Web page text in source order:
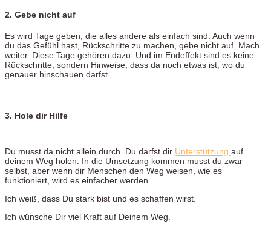
2. Gebe nicht auf
Es wird Tage geben, die alles andere als einfach sind. Auch wenn
du das Gefühl hast, Rückschritte zu machen, gebe nicht auf. Mach
weiter. Diese Tage gehören dazu. Und im Endeffekt sind es keine
Rückschritte, sondern Hinweise, dass da noch etwas ist, wo du
genauer hinschauen darfst.
3. Hole dir Hilfe
Du musst da nicht allein durch. Du darfst dir Unterstützung auf
deinem Weg holen. In die Umsetzung kommen musst du zwar
selbst, aber wenn dir Menschen den Weg weisen, wie es
funktioniert, wird es einfacher werden.
Ich weiß, dass Du stark bist und es schaffen wirst.
Ich wünsche Dir viel Kraft auf Deinem Weg.